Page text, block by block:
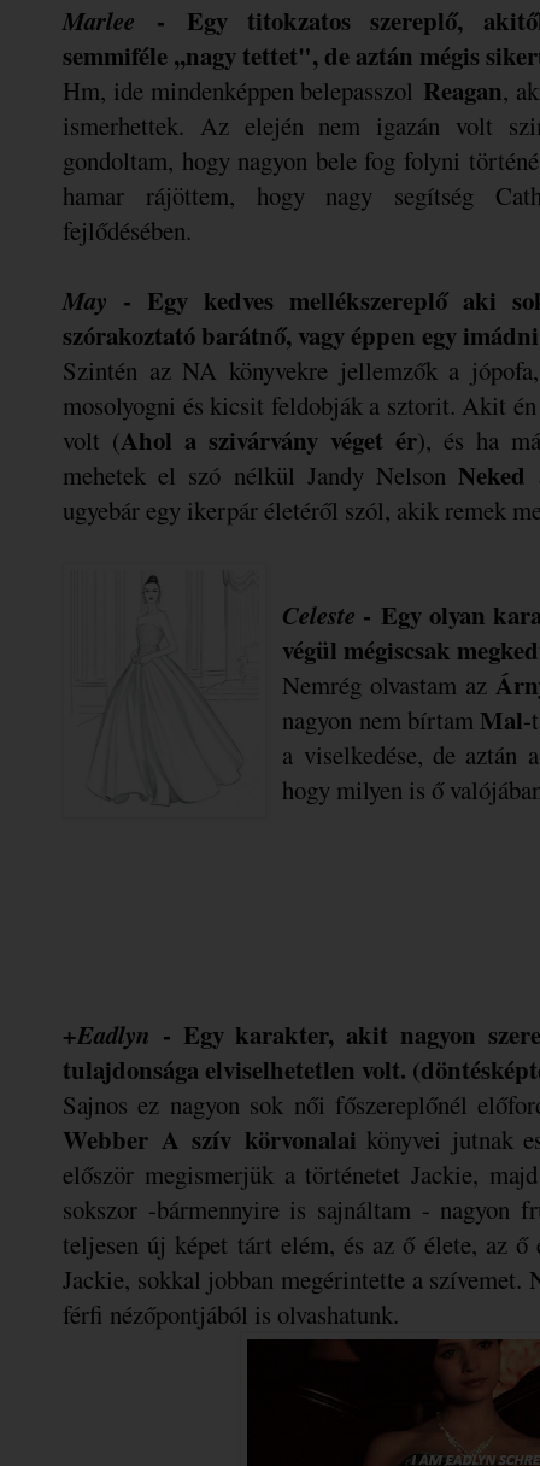
Marlee -
Egy titokzatos szereplő,
semmiféle ,,nagy tettet", de aztán mégis
Hm, ide mindenképpen belepasszol Reagan,
ismerhettek. Az elején nem igazán volt
gondoltam, hogy nagyon bele fog folyni
hamar rájöttem, hogy nagy segítség
fejlődésében.
May - Egy kedves mellékszereplő aki
szórakoztató barátnő, vagy éppen egy
Szintén az NA könyvekre jellemzők a
mosolyogni és kicsit feldobják a sztorit. Akit
volt (Ahol a szivárvány véget ér), és ha
mehetek el szó nélkül Jandy Nelson
ugyebár egy ikerpár életéről szól, akik remek
Celeste - Egy olyan
végül mégiscsak
Nemrég olvastam az
nagyon nem bírtam Mal-
a viselkedése, de aztán
hogy milyen is ő
+Eadlyn - Egy karakter, akit nagyon
tulajdonsága elviselhetetlen volt.
Sajnos ez nagyon sok női főszereplőnél
Webber A szív körvonalai könyvei jutnak
először megismerjük a történetet Jackie,
sokszor -bármennyire is sajnáltam - nagyon
teljesen új képet tárt elém, és az ő élete, az ő
Jackie, sokkal jobban megérintette a szívemet.
férfi nézőpontjából is olvashatunk.